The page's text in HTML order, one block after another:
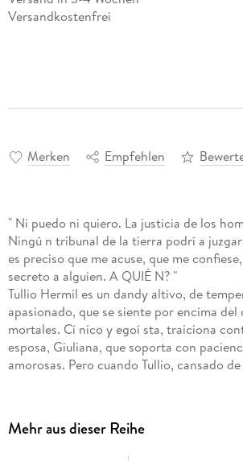
Versandkostenfrei
Merken Empfehlen
" Ni puedo ni quiero. La justicia de los
Ningú n tribunal de la tierra podrí a
es preciso que me acuse, que me
secreto a alguien. A QUIÉ N? "
Tullio Hermil es un dandy altivo, de
apasionado, que se siente por encima del
mortales. Cí nico y egoí sta, traiciona
esposa, Giuliana, que soporta con
amorosas. Pero cuando Tullio, cansado
recurriendo a sus habilidades poé ticas, la
dejado embarazada. La amargura
Mehr aus dieser Reihe